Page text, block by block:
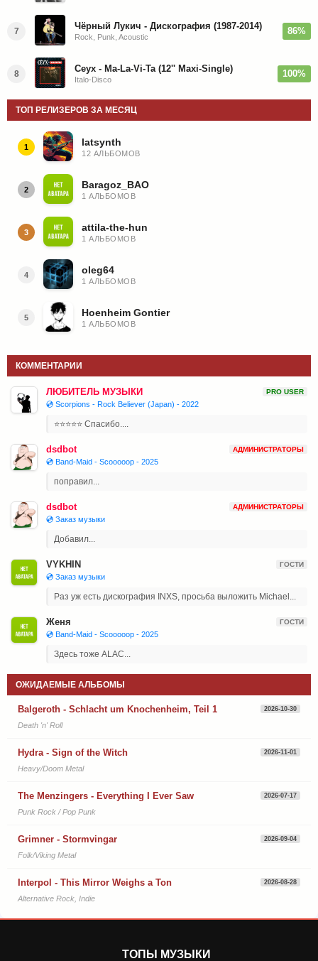
7 Чёрный Лукич - Дискография (1987-2014)
Rock, Punk, Acoustic
86%
8 Ceyx - Ma-La-Vi-Ta (12'' Maxi-Single)
Italo-Disco
100%
ТОП РЕЛИЗЕРОВ ЗА МЕСЯЦ
1 latsynth
12 АЛЬБОМОВ
2 Baragoz_BAO
1 АЛЬБОМОВ
3 attila-the-hun
1 АЛЬБОМОВ
4 oleg64
1 АЛЬБОМОВ
5 Hoenheim Gontier
1 АЛЬБОМОВ
КОММЕНТАРИИ
ЛЮБИТЕЛЬ МУЗЫКИ PRO USER
💿 Scorpions - Rock Believer (Japan) - 2022
⭐⭐⭐⭐⭐ Спасибо....
dsdbot АДМИНИСТРАТОРЫ
💿 Band-Maid - Scooooop - 2025
поправил...
dsdbot АДМИНИСТРАТОРЫ
💿 Заказ музыки
Добавил...
VYKHIN ГОСТИ
💿 Заказ музыки
Раз уж есть дискография INXS, просьба выложить Michael...
Женя ГОСТИ
💿 Band-Maid - Scooooop - 2025
Здесь тоже ALAC...
ОЖИДАЕМЫЕ АЛЬБОМЫ
Balgeroth - Schlacht um Knochenheim, Teil 1 2026-10-30
Death 'n' Roll
Hydra - Sign of the Witch 2026-11-01
Heavy/Doom Metal
The Menzingers - Everything I Ever Saw 2026-07-17
Punk Rock / Pop Punk
Grimner - Stormvingar 2026-09-04
Folk/Viking Metal
Interpol - This Mirror Weighs a Ton 2026-08-28
Alternative Rock, Indie
ТОПЫ МУЗЫКИ